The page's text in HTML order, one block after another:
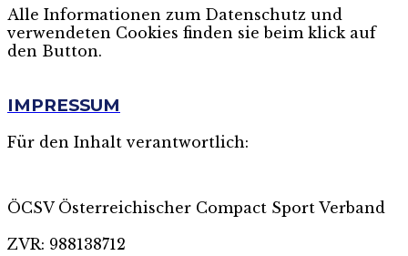
Alle Informationen zum Datenschutz und
verwendeten Cookies finden sie beim klick auf
den Button.
IMPRESSUM
Für den Inhalt verantwortlich:
ÖCSV Österreichischer Compact Sport Verband
ZVR: 988138712